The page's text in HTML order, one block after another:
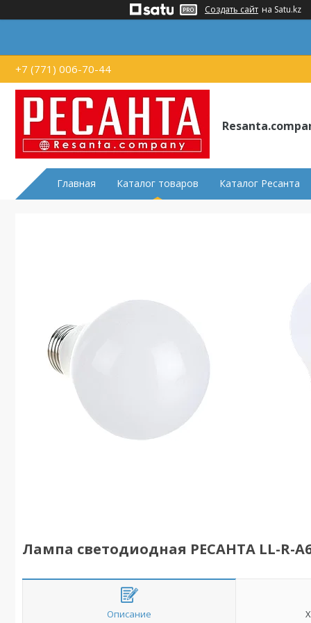
Создать сайт на Satu.kz
+7 (771) 006-70-44
Главная Каталог товаров Каталог Ресанта
Лампа светодиодная РЕСАНТА LL-R-
Описание